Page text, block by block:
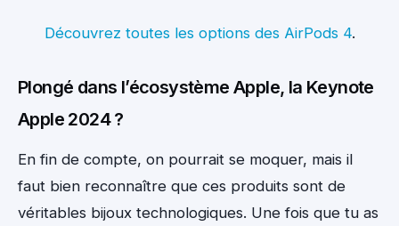
Découvrez toutes les options des AirPods 4.
Plongé dans l’écosystème Apple, la Keynote
Apple 2024 ?
En fin de compte, on pourrait se moquer, mais il
faut bien reconnaître que ces produits sont de
véritables bijoux technologiques. Une fois que tu as